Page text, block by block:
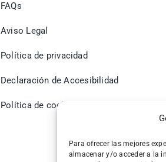
Para ofrecer las mejores
almacenar y/o acceder a la
FAQs
Aviso Legal
Política de privacidad
Declaración de Accesibilidad
Política de cookies (UE)